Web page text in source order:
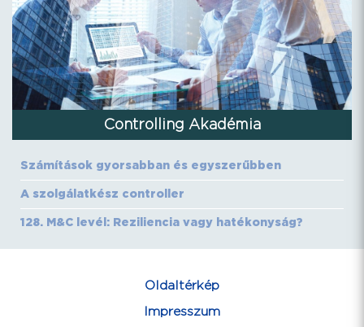
Controlling Akadémia
Számítások gyorsabban és egyszerűbben
A szolgálatkész controller
128. M&C levél: Reziliencia vagy hatékonyság?
Oldaltérkép
Impresszum